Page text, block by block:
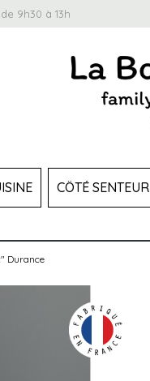
9h30 à 13h
CÔTÉ SENTEUR
Durance